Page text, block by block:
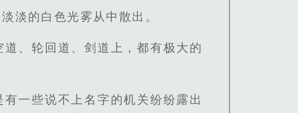
淡的白色光雾从中散出。
、轮回道、剑道上，都有极大的
一些说不上名字的机关纷纷露出